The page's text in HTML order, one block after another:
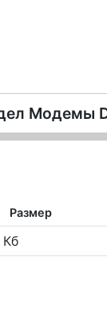
Модемы
Размер
Кб